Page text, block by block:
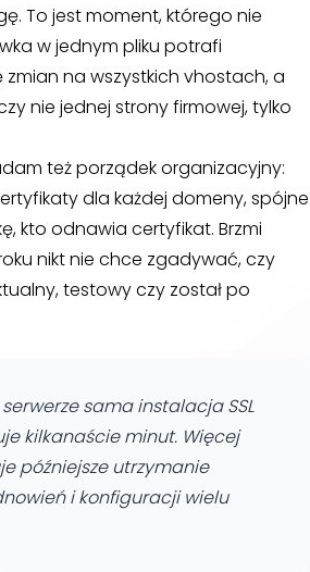
To jest moment, którego nie
w jednym pliku potrafi
na wszystkich vhostach, a
nie jednej strony firmowej, tylko
też porządek organizacyjny:
dla każdej domeny, spójne
kto odnawia certyfikat. Brzmi
nikt nie chce zgadywać, czy
testowy czy został po
sama instalacja SSL
kilkanaście minut. Więcej
późniejsze utrzymanie
i konfiguracji wielu